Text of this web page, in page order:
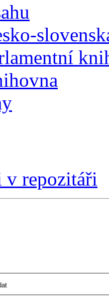
v repozitáři